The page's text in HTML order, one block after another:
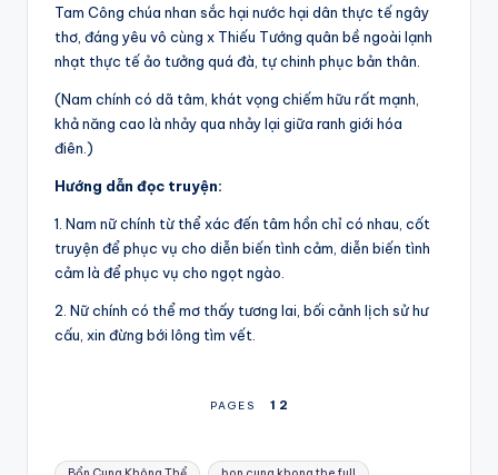
Tam Công chúa nhan sắc hại nước hại dân thực tế ngây
thơ, đáng yêu vô cùng x Thiếu Tướng quân bề ngoài lạnh
nhạt thực tế ảo tưởng quá đà, tự chinh phục bản thân.
(Nam chính có dã tâm, khát vọng chiếm hữu rất mạnh,
khả năng cao là nhảy qua nhảy lại giữa ranh giới hóa
điên.)
Hướng dẫn đọc truyện:
1. Nam nữ chính từ thể xác đến tâm hồn chỉ có nhau, cốt
truyện để phục vụ cho diễn biến tình cảm, diễn biến tình
cảm là để phục vụ cho ngọt ngào.
2. Nữ chính có thể mơ thấy tương lai, bối cảnh lịch sử hư
cấu, xin đừng bới lông tìm vết.
PAGES 1 2
Tags: